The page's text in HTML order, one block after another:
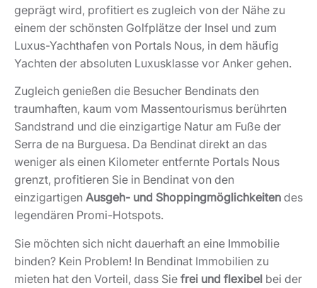
geprägt wird, profitiert es zugleich von der Nähe zu
einem der schönsten Golfplätze der Insel und zum
Luxus-Yachthafen von Portals Nous, in dem häufig
Yachten der absoluten Luxusklasse vor Anker gehen.
Zugleich genießen die Besucher Bendinats den
traumhaften, kaum vom Massentourismus berührten
Sandstrand und die einzigartige Natur am Fuße der
Serra de na Burguesa. Da Bendinat direkt an das
weniger als einen Kilometer entfernte Portals Nous
grenzt, profitieren Sie in Bendinat von den
einzigartigen Ausgeh- und Shoppingmöglichkeiten des
legendären Promi-Hotspots.
Sie möchten sich nicht dauerhaft an eine Immobilie
binden? Kein Problem! In Bendinat Immobilien zu
mieten hat den Vorteil, dass Sie frei und flexibel bei der